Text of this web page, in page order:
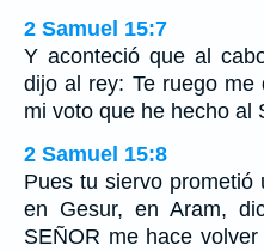
2 Samuel 15:7
Y aconteció que al
dijo al rey: Te ruego
mi voto que he hecho al
2 Samuel 15:8
Pues tu siervo prometió
en Gesur, en Aram,
SEÑOR me hace